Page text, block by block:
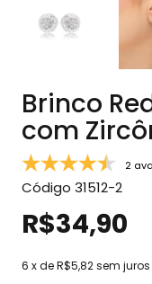
Brinco
com
2
Código 31512-2
R$34,90
6 x deR$5,82sem juros